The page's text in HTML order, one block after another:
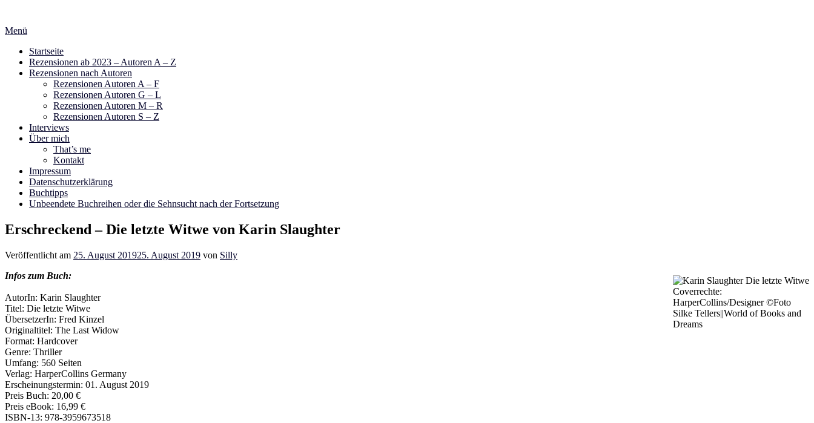
springen
Menü
Startseite
Rezensionen ab 2023 – Autoren A – Z
Rezensionen nach Autoren
Rezensionen Autoren A – F
Rezensionen Autoren G – L
Rezensionen Autoren M – R
Rezensionen Autoren S – Z
Interviews
Über mich
That’s me
Kontakt
Impressum
Datenschutzerklärung
Buchtipps
Unbeendete Buchreihen oder die Sehnsucht nach der Fortsetzung
Erschreckend – Die letzte Witwe von Karin Slaughter
Veröffentlicht am 25. August 201925. August 2019 von Silly
Coverrechte:
HarperCollins/Designer ©Foto
Silke Tellers||World of Books and
Dreams
Infos zum Buch:
AutorIn: Karin Slaughter
Titel: Die letzte Witwe
ÜbersetzerIn: Fred Kinzel
Originaltitel: The Last Widow
Format: Hardcover
Genre: Thriller
Umfang: 560 Seiten
Verlag: HarperCollins Germany
Erscheinungstermin: 01. August 2019
Preis Buch: 20,00 €
Preis eBook: 16,99 €
ISBN-13: 978-3959673518